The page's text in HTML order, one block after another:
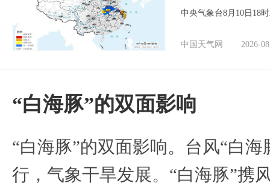
中央气象台8月10日18
中国天气网 2026-
​“白海豚”的双面影响
​“白海豚”的双面影响。台风“白
行，气象干旱发展。“白海豚”携